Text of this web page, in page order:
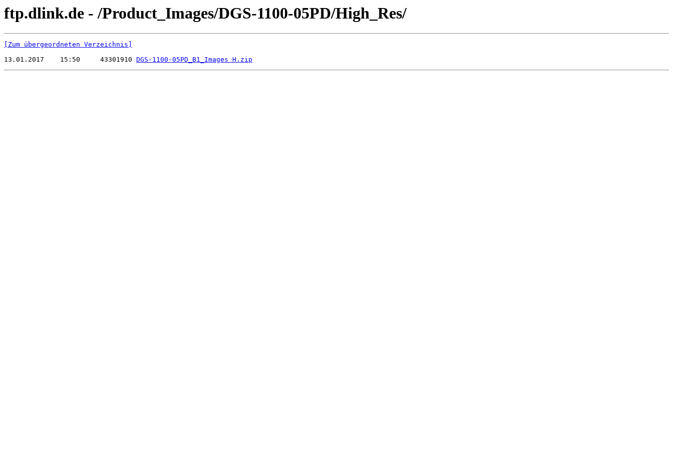
ftp.dlink.de - /Product_Images/DGS-1100-05PD/High_Res/
[Zum übergeordneten Verzeichnis]
13.01.2017    15:50     43301910 DGS-1100-05PD_B1_Images H.zip